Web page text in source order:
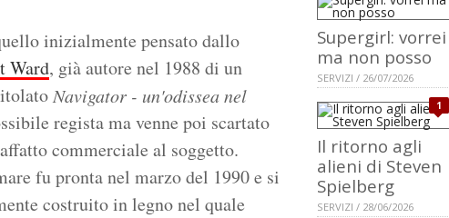
inizialmente pensato dallo
Ward, già autore nel 1988 di un
Navigator - un'odissea nel
regista ma venne poi scartato
commerciale al soggetto.
fu pronta nel marzo del 1990 e si
costruito in legno nel quale
Supergirl: vorrei
ma non posso
SERVIZI / 26/07/2026
1
Il ritorno agli
alieni di Steven
Spielberg
SERVIZI / 28/06/2026